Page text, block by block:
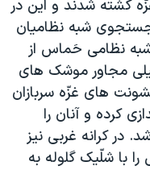
کشته شدند و اين در
جستجوی شبه نظاميان
نظامی حَماس از
مجاور موشک های
های غزّه سربازان
تيراندازی کرده و آنان را
در کرانه غربی نيز
با شلّيک گلوله به